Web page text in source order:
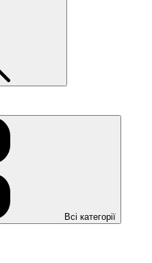
Всі категорії